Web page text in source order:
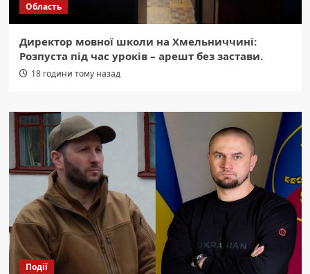
Область
Директор мовної школи на Хмельниччині:
Розпуста під час уроків – арешт без застави.
18 години тому назад
Події